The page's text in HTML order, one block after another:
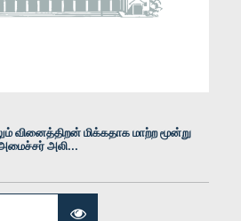
லொஹான் ரத்வத்தே, பா.உ.
வினைத்திறன் மிக்கதாக மாற்ற மூன்று
அமைச்சர் அலி...